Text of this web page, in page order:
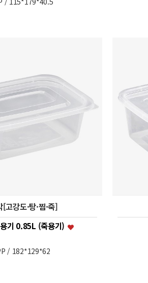
[고강도·탕·찜·죽]
기 0.85L (죽용기)
/ 182*129*62